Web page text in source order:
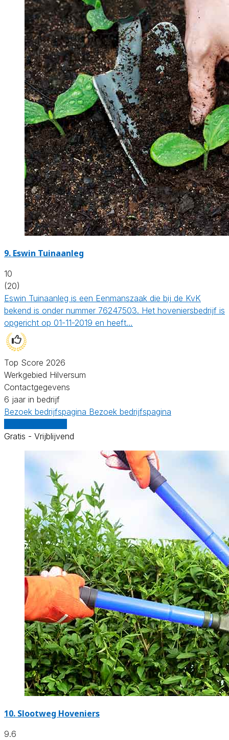
9. Eswin Tuinaanleg
10
(20)
Eswin Tuinaanleg is een Eenmanszaak die bij de KvK
bekend is onder nummer 76247503. Het hoveniersbedrijf is
opgericht op 01-11-2019 en heeft…
Top Score 2026
Werkgebied Hilversum
Contactgegevens
6 jaar in bedrijf
Bezoek bedrijfspagina Bezoek bedrijfspagina
Gratis - Vrijblijvend
10. Slootweg Hoveniers
9.6